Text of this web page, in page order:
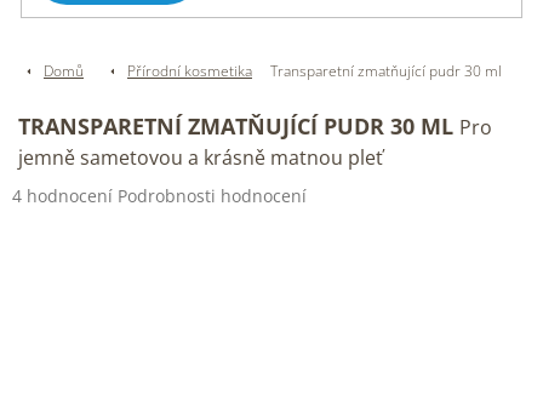
Domů Přírodní kosmetika Transparetní zmatňující pudr 30 ml
TRANSPARETNÍ ZMATŇUJÍCÍ PUDR 30 ML Pro
jemně sametovou a krásně matnou pleť
Průměrné
4 hodnocení Podrobnosti hodnocení